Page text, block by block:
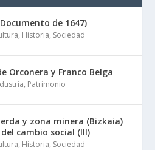
de 1647)
, Historia, Sociedad
Orconera y Franco Belga
, Patrimonio
y zona minera (Bizkaia)
cambio social (III)
, Historia, Sociedad